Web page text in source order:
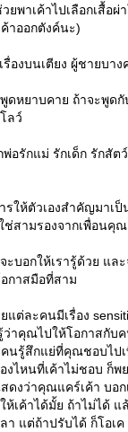
พาเค้าไปเลือกเสื้อผ่
ค้าออกตังค์นะ)
รื่องบนเตียง ผู้ชายบา
ดหยาบคาย ถ้าจะพูดกั
ลว์
อรักแม่ รักเด็ก รักสัต
ให้ตัวเองสำคัญมาเ
ช่สามรองจากเพื่อนคุณ
ะบอกให้เรารู้ด้วย แล
กาสมือที่สาม
ต่ละคนมีเรื่อง
ว่าคุณไปให้โอกาสกับ
นรู้สึกแย่ที่คุณชอบไป
งไหนที่เค้าไม่ชอบ ก็พ
งว่าคุณแคร์เค้า บอก
เค้าได้มั้ย ถ้าไม่ได้ แ
ลา แต่ถ้าปรับได้ ก็โอเ